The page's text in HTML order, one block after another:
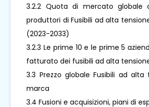
3.2.2 Quota di mercato globale
produttori di Fusibili ad alta
(2023-2033)
3.2.3 Le prime 10 e le prime 5
fatturato dei fusibili ad alta
3.3 Prezzo globale Fusibili ad alta
marca
3.4 Fusioni e acquisizioni, piani di